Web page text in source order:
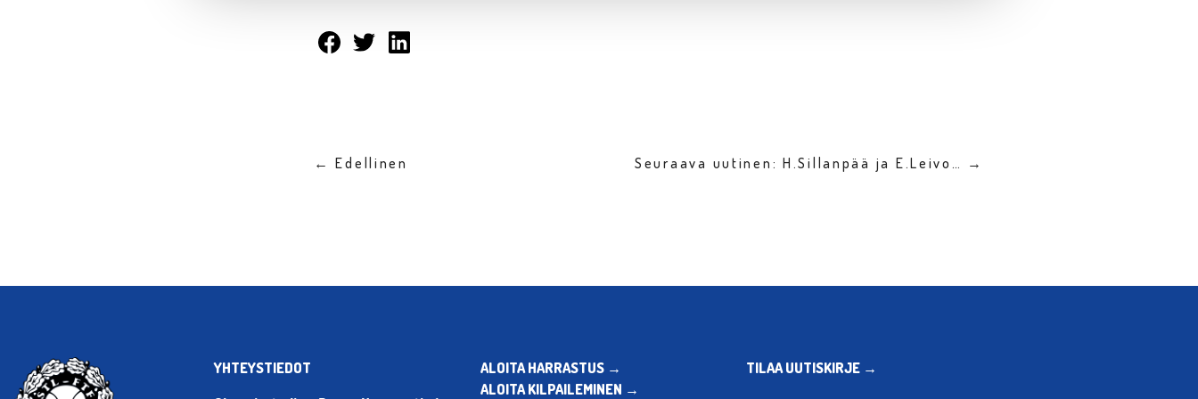
← Edellinen Seuraava uutinen: H.Sillanpää ja E.Leivo… →
YHTEYSTIEDOT
ALOITA HARRASTUS →
ALOITA KILPAILEMINEN →
TILAA UUTISKIRJE →